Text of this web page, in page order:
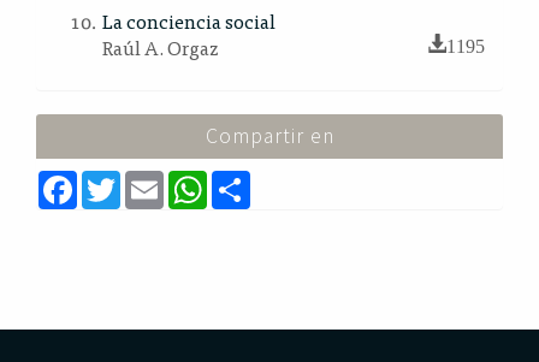
La conciencia social
Raúl A. Orgaz
1195
Compartir en
F
a
c
T
w
E
m
a
W
h
a